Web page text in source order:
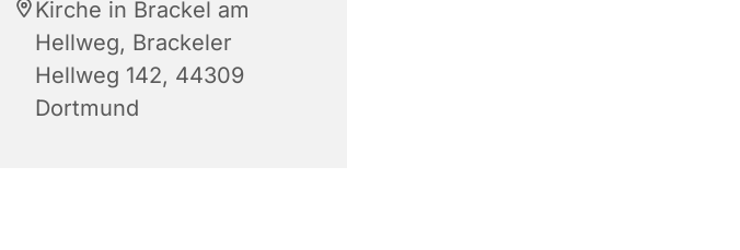
Kirche in Brackel am
Hellweg, Brackeler
Hellweg 142, 44309
Dortmund